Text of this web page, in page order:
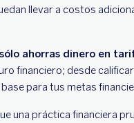
llevar a costos
ahorras dinero en
financiero; desde
para tus metas
una práctica financiera